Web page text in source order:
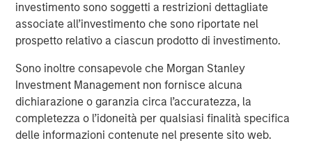
investimento sono soggetti a restrizioni dettagliate
associate all’investimento che sono riportate nel
prospetto relativo a ciascun prodotto di investimento.
Sono inoltre consapevole che Morgan Stanley
Investment Management non fornisce alcuna
dichiarazione o garanzia circa l’accuratezza, la
completezza o l’idoneità per qualsiasi finalità specifica
delle informazioni contenute nel presente sito web.